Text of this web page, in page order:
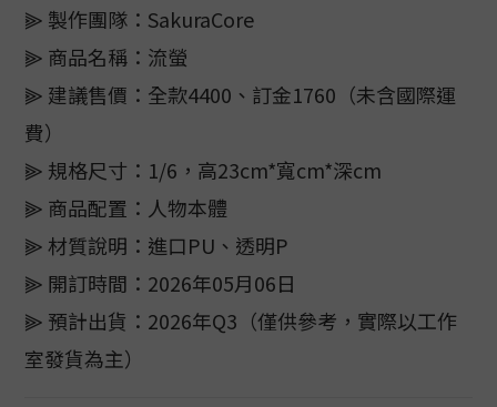
⫸ 製作團隊：SakuraCore
⫸ 商品名稱：流螢
⫸ 建議售價：全款4400、訂金1760（未含國際運
費）
⫸ 規格尺寸：1/6，高23cm*寬cm*深cm
⫸ 商品配置：人物本體
⫸ 材質說明：進口PU、透明P
⫸ 開訂時間：2026年05月06日
⫸ 預計出貨：2026年Q3（僅供參考，實際以工作
室發貨為主）